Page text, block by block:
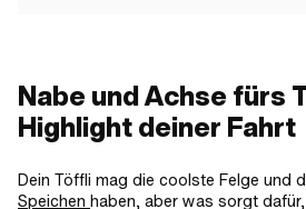
Nabe und Achse fürs
Highlight deiner Fahrt
Dein Töffli mag die coolste Felge und
Speichen haben, aber was sorgt